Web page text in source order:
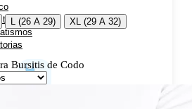
Rotuliana
L (26 A 29)
XL (29 A 32)
Bursitis de Codo